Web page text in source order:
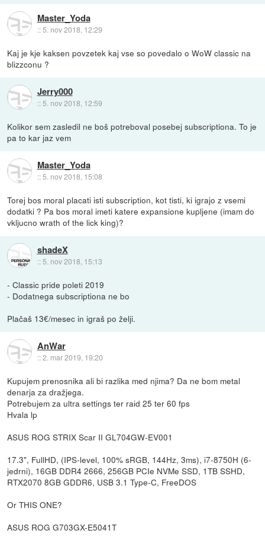
Master_Yoda
::5. nov 2018, 12:29
Kaj je kje kaksen povzetek kaj vse so povedalo o WoW classic na
blizzconu ?
Jerry000
:: 5. nov 2018, 12:59
Kolikor sem zasledil ne boš potreboval posebej subscriptiona. To je
pa to kar jaz vem
Master_Yoda
::5. nov 2018, 15:08
Torej bos moral placati isti subscription, kot tisti, ki igrajo z vsemi
dodatki ? Pa bos moral imeti katere expansione kupljene (imam do
vkljucno wrath of the lick king)?
shadeX
:: 5. nov 2018, 15:13
- Classic pride poleti 2019
- Dodatnega subscriptiona ne bo
Plačaš 13€/mesec in igraš po želji.
AnWar
::2. mar 2019, 19:20
Kupujem prenosnika ali bi razlika med njima? Da ne bom metal
denarja za dražjega.
Potrebujem za ultra settings ter raid 25 ter 60 fps
Hvala lp
ASUS ROG STRIX Scar II GL704GW-EV001
17.3", FullHD, (IPS-level, 100% sRGB, 144Hz, 3ms), i7-8750H (6-
jedrni), 16GB DDR4 2666, 256GB PCIe NVMe SSD, 1TB SSHD,
RTX2070 8GB GDDR6, USB 3.1 Type-C, FreeDOS
Or THIS ONE?
ASUS ROG G703GX-E5041T